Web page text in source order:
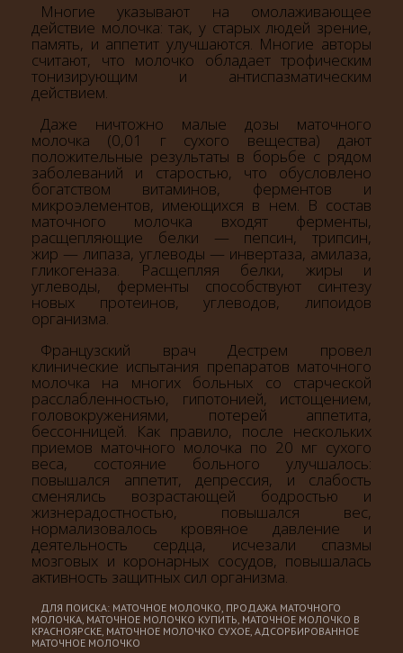
Многие указывают на омолаживающее
действие молочка: так, у старых людей зрение,
память, и аппетит улучшаются. Многие авторы
считают, что молочко обладает трофическим
тонизирующим и антиспазматическим
действием.
Даже ничтожно малые дозы маточного
молочка (0,01 г сухого вещества) дают
положительные результаты в борьбе с рядом
заболеваний и старостью, что обусловлено
богатством витаминов, ферментов и
микроэлементов, имеющихся в нем. В состав
маточного молочка входят ферменты,
расщепляющие белки — пепсин, трипсин,
жир — липаза, углеводы — инвертаза, амилаза,
гликогеназа. Расщепляя белки, жиры и
углеводы, ферменты способствуют синтезу
новых протеинов, углеводов, липоидов
организма.
Французский врач Дестрем провел
клинические испытания препаратов маточного
молочка на многих больных со старческой
расслабленностью, гипотонией, истощением,
головокружениями, потерей аппетита,
бессонницей. Как правило, после нескольких
приемов маточного молочка по 20 мг сухого
веса, состояние больного улучшалось:
повышался аппетит, депрессия, и слабость
сменялись возрастающей бодростью и
жизнерадостностью, повышался вес,
нормализовалось кровяное давление и
деятельность сердца, исчезали спазмы
мозговых и коронарных сосудов, повышалась
активность защитных сил организма.
ДЛЯ ПОИСКА: МАТОЧНОЕ МОЛОЧКО, ПРОДАЖА МАТОЧНОГО
МОЛОЧКА, МАТОЧНОЕ МОЛОЧКО КУПИТЬ, МАТОЧНОЕ МОЛОЧКО В
КРАСНОЯРСКЕ, МАТОЧНОЕ МОЛОЧКО СУХОЕ, АДСОРБИРОВАННОЕ
МАТОЧНОЕ МОЛОЧКО